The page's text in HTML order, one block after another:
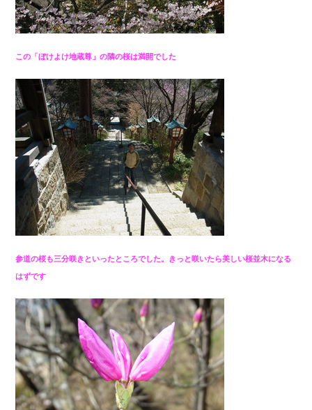
この「ぼけよけ地蔵尊」の隣の桜は満開でした
参道の桜も三分咲きといったところでした。きっと咲いたら美しい桜並木になる
はずです